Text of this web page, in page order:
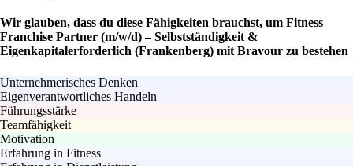
Wir glauben, dass du diese Fähigkeiten brauchst, um Fitness
Franchise Partner (m/w/d) – Selbstständigkeit &
Eigenkapitalerforderlich (Frankenberg) mit Bravour zu bestehen
Unternehmerisches Denken
Eigenverantwortliches Handeln
Führungsstärke
Teamfähigkeit
Motivation
Erfahrung in Fitness